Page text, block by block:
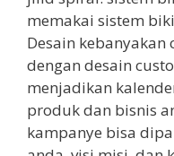
memakai sistem
Desain kebanyakan
dengan desain
menjadikan
produk dan bisnis
kampanye bisa